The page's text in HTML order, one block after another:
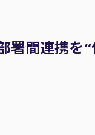
署間連携を